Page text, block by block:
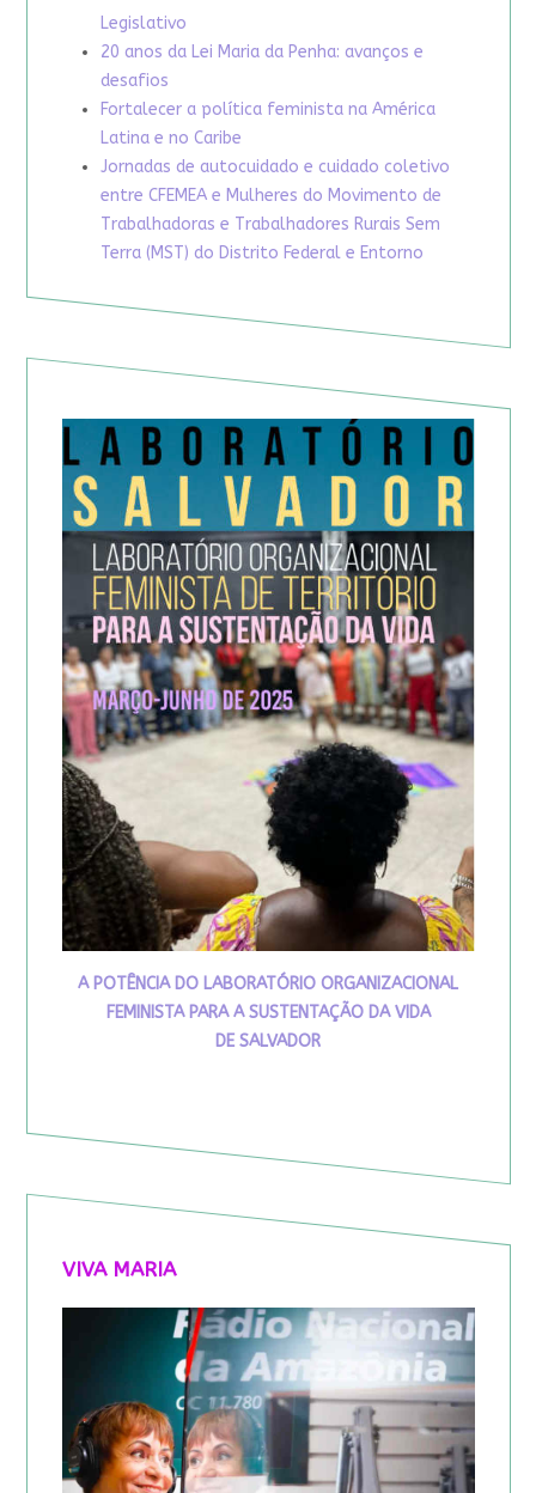
Legislativo
20 anos da Lei Maria da Penha: avanços e
desafios
Fortalecer a política feminista na América
Latina e no Caribe
Jornadas de autocuidado e cuidado coletivo
entre CFEMEA e Mulheres do Movimento de
Trabalhadoras e Trabalhadores Rurais Sem
Terra (MST) do Distrito Federal e Entorno
A POTÊNCIA DO LABORATÓRIO ORGANIZACIONAL
FEMINISTA PARA A SUSTENTAÇÃO DA VIDA
DE SALVADOR
VIVA MARIA